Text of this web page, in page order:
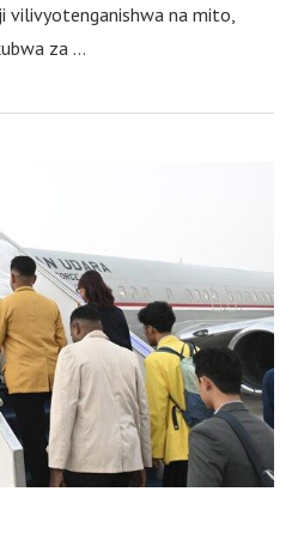
vilivyotenganishwa na mito,
za …